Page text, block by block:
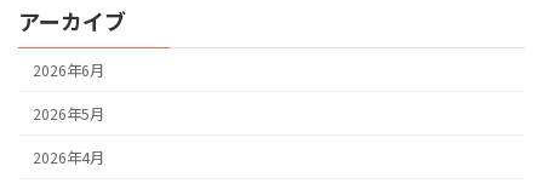
アーカイブ
2026年6月
2026年5月
2026年4月